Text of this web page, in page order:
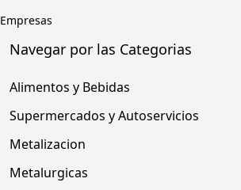
Empresas
Navegar por las Categorias
Alimentos y Bebidas
Supermercados y Autoservicios
Metalizacion
Metalurgicas